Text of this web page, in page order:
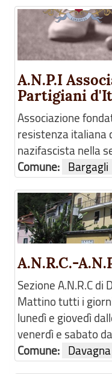
A.N.P.I
Partigiani
Associazione
resistenza italiana
nazifascista nella
Comune: Bargagli
A.N.R.C.-
Sezione A.N.R.C di
Mattino tutti i
lunedì e giovedì
venerdì e sabato
Comune: Davagna